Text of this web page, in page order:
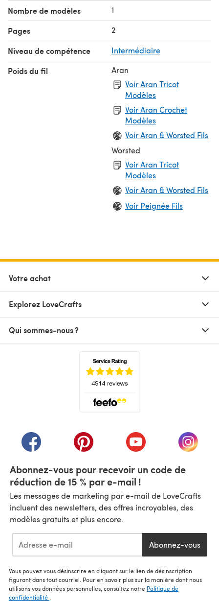
Nombre de modèles 1
Pages 2
Niveau de compétence Intermédiaire
Poids du fil
Aran
Voir Aran Tricot
Modèles
Voir Aran Crochet
Modèles
Voir Aran & Worsted Fils
Worsted
Voir Aran Tricot
Modèles
Voir Aran & Worsted Fils
Voir Peignée Fils
Votre achat
Explorez LoveCrafts
Qui sommes-nous ?
(s'ouvre dans un nouvel onglet)
(s'ouvre dans un nouvel onglet)
(s'ouvre dans un(s'ouvre
Abonnez-vous pour recevoir un code de
réduction de 15 % par e-mail !
Les messages de marketing par e-mail de LoveCrafts
incluent des newsletters, des offres incroyables, des
modèles gratuits et plus encore.
Abonnez-vous
Vous pouvez vous désinscrire en cliquant sur le lien de désinscription
figurant dans tout courriel. Pour en savoir plus sur la manière dont nous
utilisons vos données personnelles, consultez notre Politique de
confidentialité